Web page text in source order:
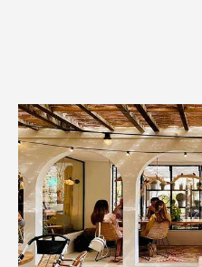
هيلز: أفضل خيارات اللياقة
والترفيه